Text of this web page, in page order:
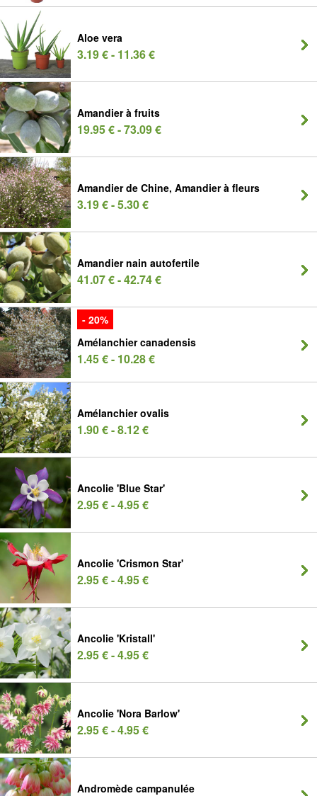
Aloe vera
3.19 € - 11.36 €
Amandier à fruits
19.95 € - 73.09 €
Amandier de Chine, Amandier à fleurs
3.19 € - 5.30 €
Amandier nain autofertile
41.07 € - 42.74 €
- 20%
Amélanchier canadensis
1.45 € - 10.28 €
Amélanchier ovalis
1.90 € - 8.12 €
Ancolie 'Blue Star'
2.95 € - 4.95 €
Ancolie 'Crismon Star'
2.95 € - 4.95 €
Ancolie 'Kristall'
2.95 € - 4.95 €
Ancolie 'Nora Barlow'
2.95 € - 4.95 €
Andromède campanulée